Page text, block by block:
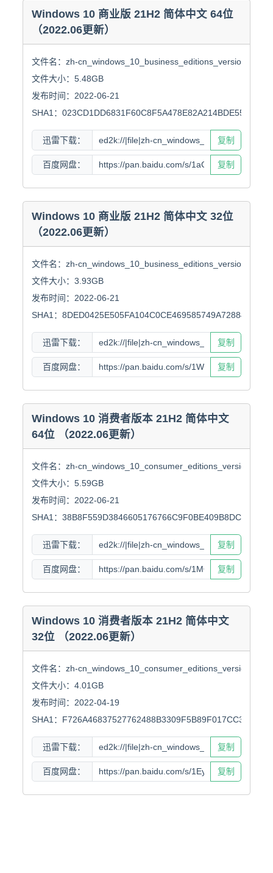
Windows 10 商业版 21H2 简体中文 64位
（2022.06更新）
文件名：zh-
文件大小：5.48GB
发布时间：2022-06-21
SHA1：023CD1DD6831F60C8F5A478E82A214BDE55CABBB
迅雷下载： 复制
百度网盘： 复制
Windows 10 商业版 21H2 简体中文 32位
（2022.06更新）
文件名：zh-
文件大小：3.93GB
发布时间：2022-06-21
SHA1：8DED0425E505FA104C0CE469585749A7288452CF
迅雷下载： 复制
百度网盘： 复制
Windows 10 消费者版本 21H2 简体中文
64位 （2022.06更新）
文件名：zh-
文件大小：5.59GB
发布时间：2022-06-21
SHA1：38B8F559D3846605176766C9F0BE409B8DCA94DC
迅雷下载： 复制
百度网盘： 复制
Windows 10 消费者版本 21H2 简体中文
32位 （2022.06更新）
文件名：zh-
文件大小：4.01GB
发布时间：2022-04-19
SHA1：F726A46837527762488B3309F5B89F017CC38278
迅雷下载： 复制
百度网盘： 复制